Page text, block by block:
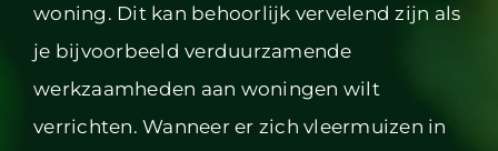
woning. Dit kan behoorlijk vervelend zijn als
je bijvoorbeeld verduurzamende
werkzaamheden aan woningen wilt
verrichten. Wanneer er zich vleermuizen in